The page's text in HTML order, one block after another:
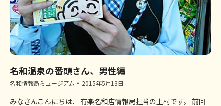
名和温泉の番頭さん、男性編
名和情報局ミュージアム 2015年5月13日
みなさんこんにちは、 有楽名和店情報局担当の上村です。 前回